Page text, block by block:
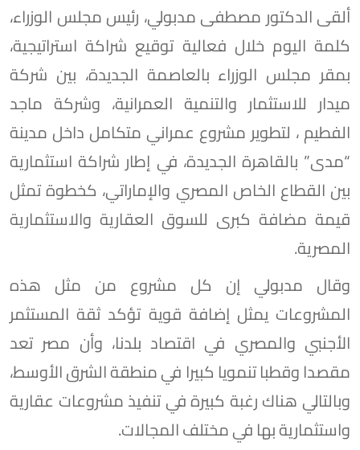
ألقى الدكتور مصطفى مدبولي، رئيس مجلس الوزراء،
كلمة اليوم خلال فعالية توقيع شراكة استراتيجية،
بمقر مجلس الوزراء بالعاصمة الجديدة، بين شركة
ميدار للاستثمار والتنمية العمرانية، وشركة ماجد
الفطيم ، لتطوير مشروع عمراني متكامل داخل مدينة
“مدى” بالقاهرة الجديدة، في إطار شراكة استثمارية
بين القطاع الخاص المصري والإماراتي، كخطوة تمثل
قيمة مضافة كبرى للسوق العقارية والاستثمارية
المصرية.
وقال مدبولي إن كل مشروع من مثل هذه
المشروعات يمثل إضافة قوية تؤكد ثقة المستثمر
الأجنبي والمصري في اقتصاد بلدنا، وأن مصر تعد
مقصدا وقطبا تنمويا كبيرا في منطقة الشرق الأوسط،
وبالتالي هناك رغبة كبيرة في تنفيذ مشروعات عقارية
واستثمارية بها في مختلف المجالات.